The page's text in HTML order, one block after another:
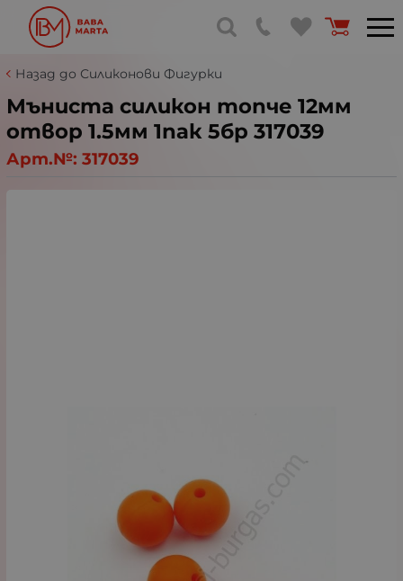
Назад до Силиконови Фигурки
Мъниста силикон топче 12мм
отвор 1.5мм 1пак 5бр 317039
Арт.№: 317039